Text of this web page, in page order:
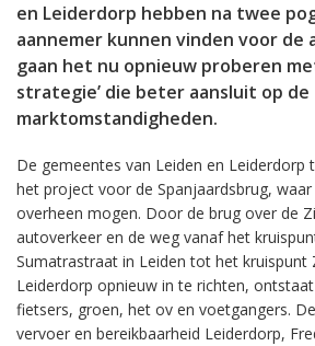
en Leiderdorp hebben na twee
aannemer kunnen vinden voor de
gaan het nu opnieuw proberen
strategie’ die beter aansluit op de
marktomstandigheden.
De gemeentes van Leiden en Leiderdorp
het project voor de Spanjaardsbrug,
overheen mogen. Door de brug over de
autoverkeer en de weg vanaf het
Sumatrastraat in Leiden tot het kruispunt
Leiderdorp opnieuw in te richten,
fietsers, groen, het ov en voetgangers.
vervoer en bereikbaarheid Leiderdorp,